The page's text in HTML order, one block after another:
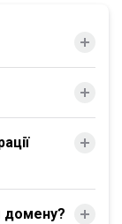
домену?